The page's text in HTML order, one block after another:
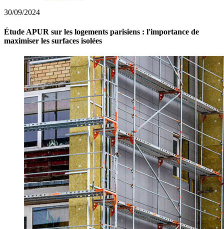
30/09/2024
Étude APUR sur les logements parisiens : l'importance de
maximiser les surfaces isolées